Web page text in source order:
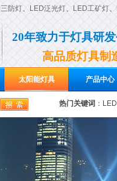
防灯、 LED泛光灯、 LED工矿灯、
20年致力于灯具研
高品质灯具制
太阳能灯具 产品中心
热门关键词 ：